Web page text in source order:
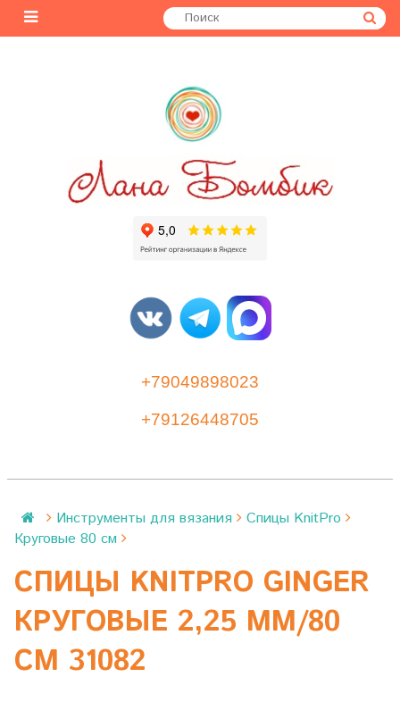
+79049898023
+79126448705
Инструменты для вязания
Спицы KnitPro
Круговые 80 см
СПИЦЫ KNITPRO GINGER
КРУГОВЫЕ 2,25 ММ/80
СМ 31082